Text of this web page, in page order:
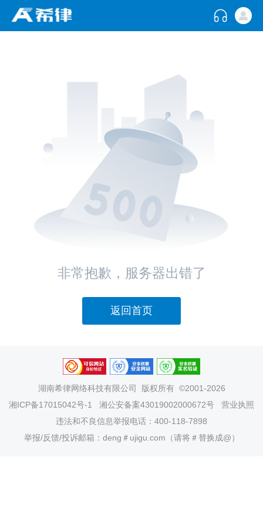
非常抱歉，服务器出错了
返回首页
湖南希律网络科技有限公司
版权所有 ©2001-2026
湘ICP备17015042号-1
湘公安备案43019002000672号
营业执照
违法和不良信息举报电话：400-118-7898
举报/反馈/投诉邮箱：deng＃ujigu.com（请将＃替换成@）